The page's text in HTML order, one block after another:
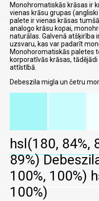
Monohromatiskās krāsas ir
vienas krāsu grupas (angliski
palete ir vienas krāsas
analogo krāsu kopai,
naturālas. Galvenā atšķirība
uzsvaru, kas var padarīt
Monohoromatiskās paletes
korporatīvās krāsas,
attīstībā.
Debeszila migla un četru
hsl(180, 84%,
89%)
100%, 100%)
100%)